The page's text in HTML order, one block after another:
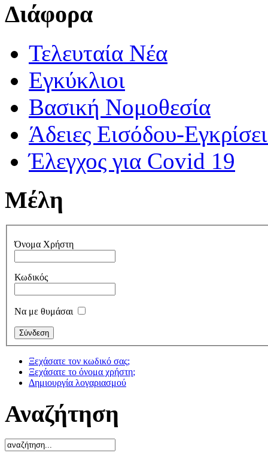
Διάφορα
Τελευταία Νέα
Εγκύκλιοι
Βασική Νομοθεσία
Άδειες Εισόδου-
Έλεγχος για Covid 19
Μέλη
Όνομα Χρήστη
Κωδικός
Να με θυμάσαι
Ξεχάσατε τον κωδικό σας;
Ξεχάσατε το όνομα χρήστη;
Δημιουργία λογαριασμού
Αναζήτηση